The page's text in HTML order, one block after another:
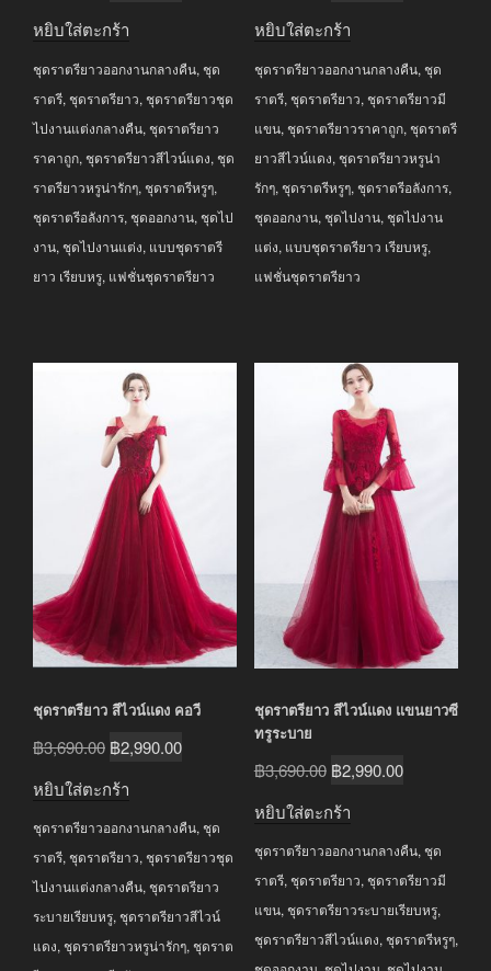
฿3,690.00.฿2,990.00.
หยิบใส่ตะกร้า
ชุดราตรียาวออกงานกลางคืน, ชุด
ราตรี, ชุดราตรียาว, ชุดราตรียาวชุด
ไปงานแต่งกลางคืน, ชุดราตรียาว
ราคาถูก, ชุดราตรียาวสีไวน์แดง, ชุด
ราตรียาวหรูน่ารักๆ, ชุดราตรีหรูๆ,
ชุดราตรีอลังการ, ชุดออกงาน, ชุดไป
งาน, ชุดไปงานแต่ง, แบบชุดราตรี
ยาว เรียบหรู, แฟชั่นชุดราตรียาว
฿3,690.00.฿2,990.00.
หยิบใส่ตะกร้า
ชุดราตรียาวออกงานกลางคืน, ชุด
ราตรี, ชุดราตรียาว, ชุดราตรียาวมี
แขน, ชุดราตรียาวราคาถูก, ชุดราตรี
ยาวสีไวน์แดง, ชุดราตรียาวหรูน่า
รักๆ, ชุดราตรีหรูๆ, ชุดราตรีอลังการ,
ชุดออกงาน, ชุดไปงาน, ชุดไปงาน
แต่ง, แบบชุดราตรียาว เรียบหรู,
แฟชั่นชุดราตรียาว
ชุดราตรียาว สีไวน์แดง คอวี
฿3,690.00 Original
฿3,690.00.
฿2,990.00Current
฿2,990.00.
หยิบใส่ตะกร้า
ชุดราตรียาวออกงานกลางคืน, ชุด
ราตรี, ชุดราตรียาว, ชุดราตรียาวชุด
ไปงานแต่งกลางคืน, ชุดราตรียาว
ระบายเรียบหรู, ชุดราตรียาวสีไวน์
แดง, ชุดราตรียาวหรูน่ารักๆ, ชุดราต
ชุดราตรียาว สีไวน์แดง แขนยาวซี
ทรูระบาย
฿3,690.00 Original
฿3,690.00.
฿2,990.00Current
฿2,990.00.
หยิบใส่ตะกร้า
ชุดราตรียาวออกงานกลางคืน, ชุด
ราตรี, ชุดราตรียาว, ชุดราตรียาวมี
แขน, ชุดราตรียาวระบายเรียบหรู,
ชุดราตรียาวสีไวน์แดง, ชุดราตรีหรูๆ,